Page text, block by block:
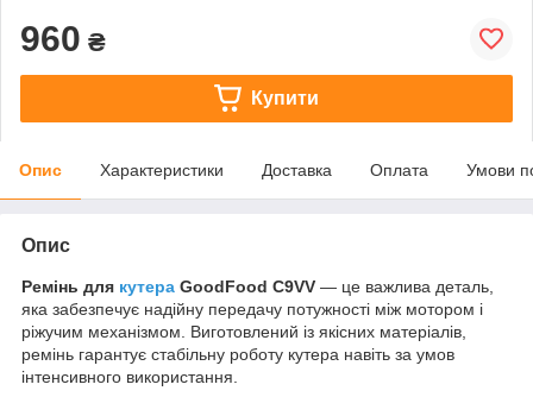
960 ₴
Купити
Опис Характеристики Доставка Оплата Умови
Опис
Ремінь для кутера GoodFood C9VV — це важлива деталь,
яка забезпечує надійну передачу потужності між мотором і
ріжучим механізмом. Виготовлений із якісних матеріалів,
ремінь гарантує стабільну роботу кутера навіть за умов
інтенсивного використання.